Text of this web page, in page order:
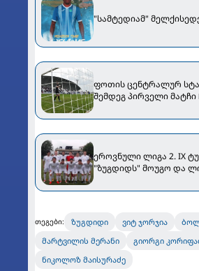
"სამტედიამ"
ფოთის ცენტრალურ
შემდეგ პირველი
ეროვნული ლიგა 2. IX
"ზუგდიდს" მოუგო და
თეგები: ზუგდიდი ვიტ ჯორჯია
მარტვილის მერანი
გიორგი
ნიკოლოზ მაისურაძე